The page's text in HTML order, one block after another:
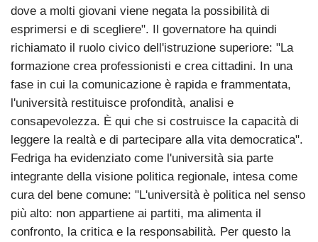
dove a molti giovani viene negata la possibilità di
esprimersi e di scegliere". Il governatore ha quindi
richiamato il ruolo civico dell'istruzione superiore: "La
formazione crea professionisti e crea cittadini. In una
fase in cui la comunicazione è rapida e frammentata,
l'università restituisce profondità, analisi e
consapevolezza. È qui che si costruisce la capacità di
leggere la realtà e di partecipare alla vita democratica".
Fedriga ha evidenziato come l'università sia parte
integrante della visione politica regionale, intesa come
cura del bene comune: "L'università è politica nel senso
più alto: non appartiene ai partiti, ma alimenta il
confronto, la critica e la responsabilità. Per questo la